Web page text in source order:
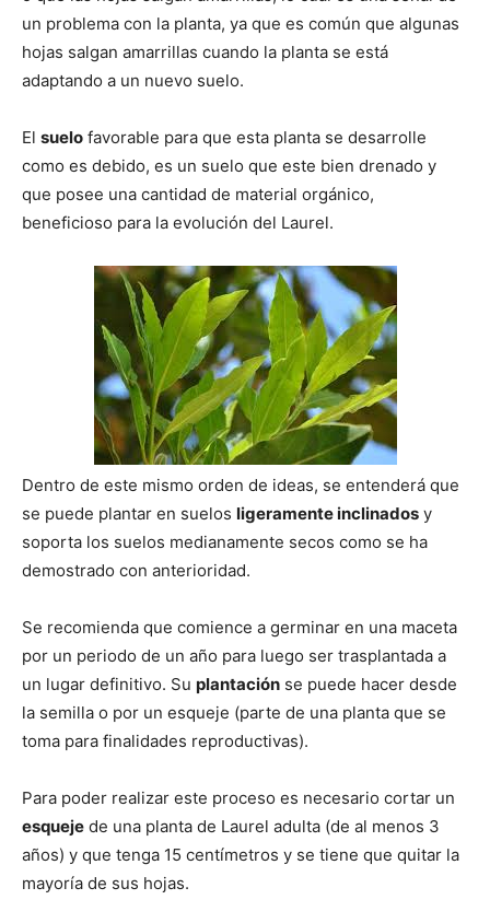
un problema con la planta, ya que es común que algunas
hojas salgan amarrillas cuando la planta se está
adaptando a un nuevo suelo.
El suelo favorable para que esta planta se desarrolle
como es debido, es un suelo que este bien drenado y
que posee una cantidad de material orgánico,
beneficioso para la evolución del Laurel.
Dentro de este mismo orden de ideas, se entenderá que
se puede plantar en suelos ligeramente inclinados y
soporta los suelos medianamente secos como se ha
demostrado con anterioridad.
Se recomienda que comience a germinar en una maceta
por un periodo de un año para luego ser trasplantada a
un lugar definitivo. Su plantación se puede hacer desde
la semilla o por un esqueje (parte de una planta que se
toma para finalidades reproductivas).
Para poder realizar este proceso es necesario cortar un
esqueje de una planta de Laurel adulta (de al menos 3
años) y que tenga 15 centímetros y se tiene que quitar la
mayoría de sus hojas.